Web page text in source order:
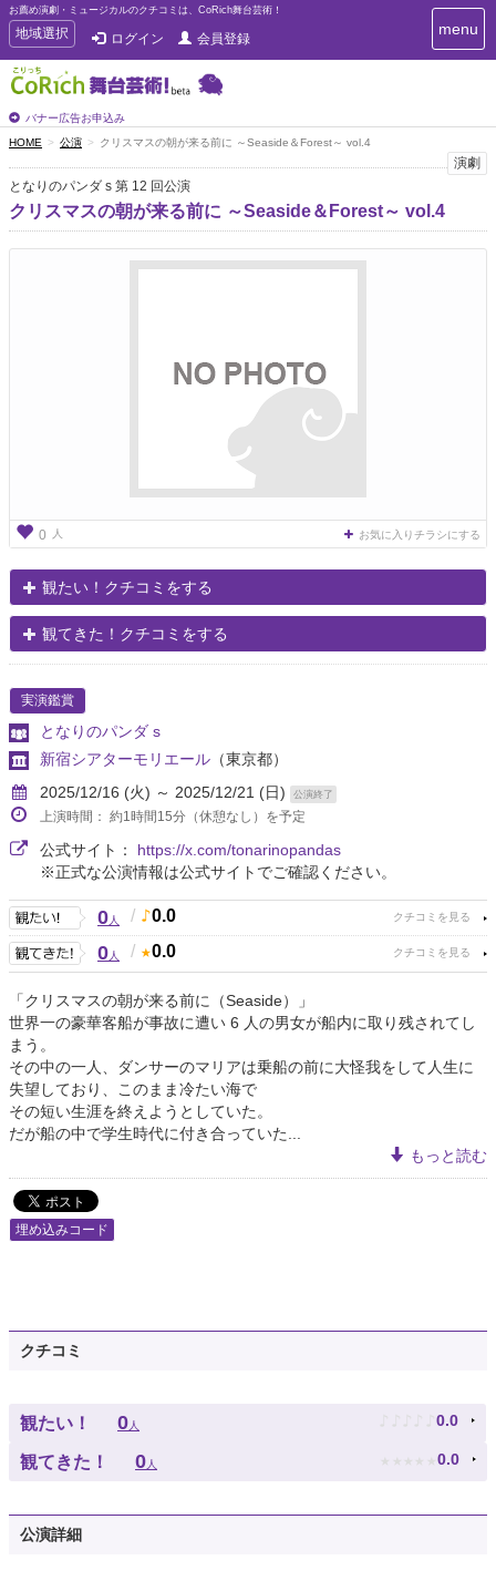
お薦め演劇・ミュージカルのクチコミは、CoRich舞台芸術！
T
o
g
g
e
n
a
v
i
g
地域選択 ログイン 会員登録
バナー広告お申込み
T
o
v
i
g
menu
HOME 公演 クリスマスの朝が来る前に ～Seaside＆Forest～ vol.4
演劇
となりのパンダ s 第 12 回公演
クリスマスの朝が来る前に ～Seaside＆Forest～ vol.4
0 人 お気に入りチラシにする
観たい！クチコミをする
観てきた！クチコミをする
実演鑑賞
となりのパンダ s
新宿シアターモリエール （東京都）
2025/12/16 (火) ～ 2025/12/21 (日)
公演終了
上演時間： 約1時間15分（休憩なし）を予定
公式サイト： https://x.com/tonarinopandas
※正式な公演情報は公式サイトでご確認ください。
0人 / 0.0
0人 / 0.0
「クリスマスの朝が来る前に（Seaside）」
世界一の豪華客船が事故に遭い 6 人の男女が船内に取り残されてし
まう。
その中の一人、ダンサーのマリアは乗船の前に大怪我をして人生に
失望しており、このまま冷たい海で
その短い生涯を終えようとしていた。
だが船の中で学生時代に付き合っていた...
もっと読む
埋め込みコード
クチコミ
観たい！ 0人 ♪ ♪ ♪ ♪ ♪ 0.0
観てきた！ 0人 ★ ★ ★ ★ ★ 0.0
公演詳細